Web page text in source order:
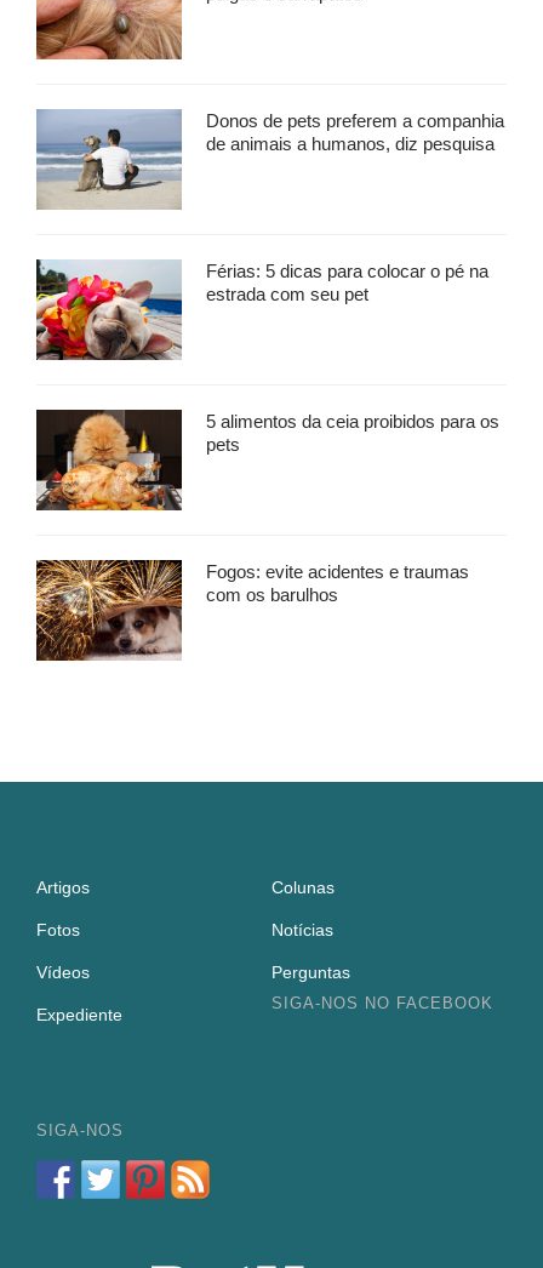
Donos de pets preferem a companhia
de animais a humanos, diz pesquisa
Férias: 5 dicas para colocar o pé na
estrada com seu pet
5 alimentos da ceia proibidos para os
pets
Fogos: evite acidentes e traumas
com os barulhos
Artigos Colunas
Fotos Notícias
Vídeos Perguntas
Expediente
SIGA-NOS NO FACEBOOK
SIGA-NOS